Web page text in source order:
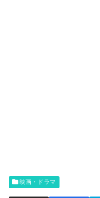
映画・ドラマ